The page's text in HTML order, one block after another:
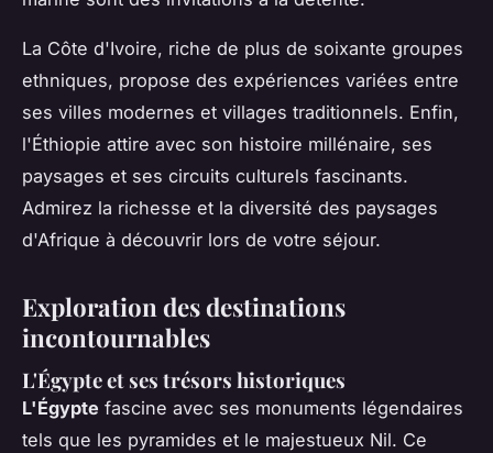
La Côte d'Ivoire, riche de plus de soixante groupes
ethniques, propose des expériences variées entre
ses villes modernes et villages traditionnels. Enfin,
l'Éthiopie attire avec son histoire millénaire, ses
paysages et ses circuits culturels fascinants.
Admirez la richesse et la diversité des paysages
d'Afrique à découvrir lors de votre séjour.
Exploration des destinations
incontournables
L'Égypte et ses trésors historiques
L'Égypte fascine avec ses monuments légendaires
tels que les pyramides et le majestueux Nil. Ce